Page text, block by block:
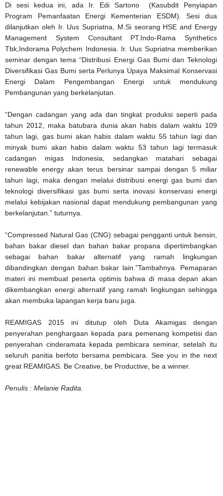
Di sesi kedua ini, ada Ir. Edi Sartono (Kasubdit Penyiapan
Program Pemanfaatan Energi Kementerian ESDM). Sesi dua
dilanjutkan oleh Ir. Uus Supriatna, M.Si seorang HSE and Energy
Management System Consultant PT.Indo-Rama Synthetics
Tbk,Indorama Polychem Indonesia. Ir. Uus Supriatna memberikan
seminar dengan tema “Distribusi Energi Gas Bumi dan Teknologi
Diversifikasi Gas Bumi serta Perlunya Upaya Maksimal Konservasi
Energi Dalam Pengembangan Energi untuk mendukung
Pembangunan yang berkelanjutan.
“Dengan cadangan yang ada dan tingkat produksi seperti pada
tahun 2012, maka batubara dunia akan habis dalam waktu 109
tahun lagi, gas bumi akan habis dalam waktu 55 tahun lagi dan
minyak bumi akan habis dalam waktu 53 tahun lagi termasuk
cadangan migas Indonesia, sedangkan matahari sebagai
renewable energy akan terus bersinar sampai dengan 5 miliar
tahun lagi, maka dengan melalui distribusi energi gas bumi dan
teknologi diversifikasi gas bumi serta inovasi konservasi energi
melalui kebijakan nasional dapat mendukung pembangunan yang
berkelanjutan.” tuturnya.
“Compressed Natural Gas (CNG) sebagai pengganti untuk bensin,
bahan bakar diesel dan bahan bakar propana dipertimbangkan
sebagai bahan bakar alternatif yang ramah lingkungan
dibandingkan dengan bahan bakar lain.”Tambahnya. Pemaparan
materi ini membuat peserta optimis bahwa di masa depan akan
dikembangkan energi alternatif yang ramah lingkungan sehingga
akan membuka lapangan kerja baru juga.
REAMIGAS 2015 ini ditutup oleh Duta Akamigas dengan
penyerahan penghargaan kepada para pemenang kompetisi dan
penyerahan cinderamata kepada pembicara seminar, setelah itu
seluruh panitia berfoto bersama pembicara. See you in the next
great REAMIGAS. Be Creative, be Productive, be a winner.
Penulis : Melanie Radita.